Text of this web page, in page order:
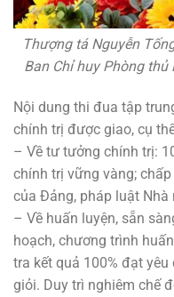
Thượng tá Nguyễn
Ban Chỉ huy Phòng
Nội dung thi đua tập
chính trị được giao, cụ
– Về tư tưởng chính trị:
chính trị vững vàng;
của Đảng, pháp luật
– Về huấn luyện, sẵn
hoạch, chương trình
tra kết quả 100% đạt yêu
giỏi. Duy trì nghiêm chế